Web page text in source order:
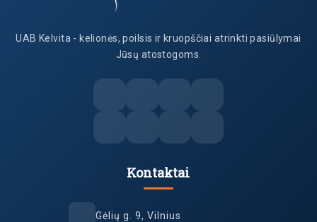
UAB Kelvita - kelionės, poilsis ir kruopščiai atrinkti pasiūlymai
Jūsų atostogoms.
Kontaktai
Gėlių g. 9, Vilnius